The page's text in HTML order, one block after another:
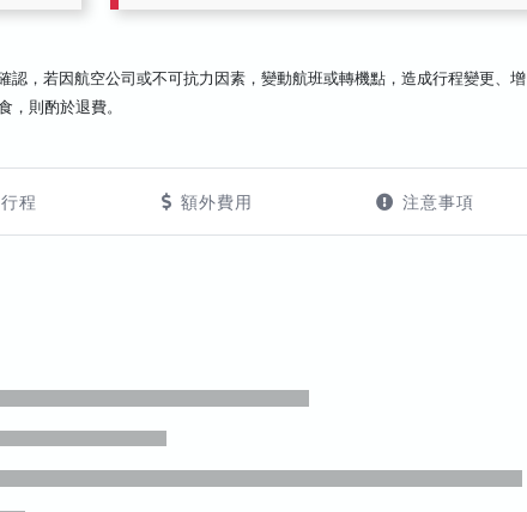
，若因航空公司或不可抗力因素，變動航班或轉機點，造成行程變更、增
，則酌於退費。
程 額外費用 注意事項